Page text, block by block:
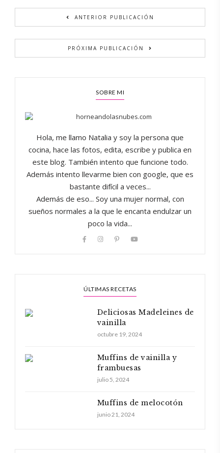
ANTERIOR PUBLICACIÓN
PRÓXIMA PUBLICACIÓN
SOBRE MI
Hola, me llamo Natalia y soy la persona que
cocina, hace las fotos, edita, escribe y publica en
este blog. También intento que funcione todo.
Además intento llevarme bien con google, que es
bastante difícil a veces...
Además de eso... Soy una mujer normal, con
sueños normales a la que le encanta endulzar un
poco la vida...
ÚLTIMAS RECETAS
Deliciosas Madeleines de
vainilla
octubre 19, 2024
Muffins de vainilla y
frambuesas
julio 5, 2024
Muffins de melocotón
junio 21, 2024